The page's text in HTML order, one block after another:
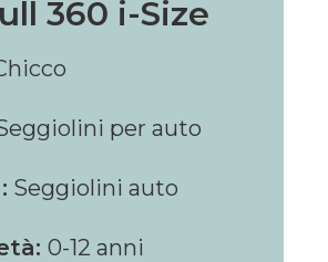
360 i-Size
per auto
Seggiolini auto
0-12 anni